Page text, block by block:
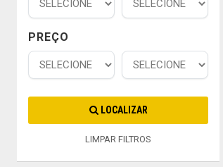
PREÇO
LOCALIZAR
LIMPAR FILTROS